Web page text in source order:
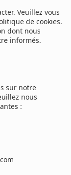
Veuillez vous
de cookies.
dont nous
informés.
sur notre
nous
: